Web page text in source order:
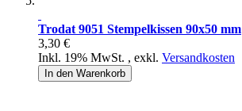
Trodat 9051 Stempelkissen 90x50 mm
3,30 €
Inkl. 19% MwSt. , exkl. Versandkosten
In den Warenkorb